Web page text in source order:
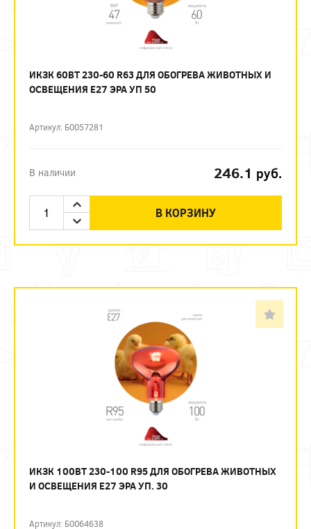
ИКЗК 60ВТ 230-60 R63 ДЛЯ ОБОГРЕВА ЖИВОТНЫХ И
ОСВЕЩЕНИЯ Е27 ЭРА УП 50
Артикул: Б0057281
В наличии 246.1 руб.
В КОРЗИНУ
ИКЗК 100ВТ 230-100 R95 ДЛЯ ОБОГРЕВА ЖИВОТНЫХ
И ОСВЕЩЕНИЯ Е27 ЭРА УП. 30
Артикул: Б0064638